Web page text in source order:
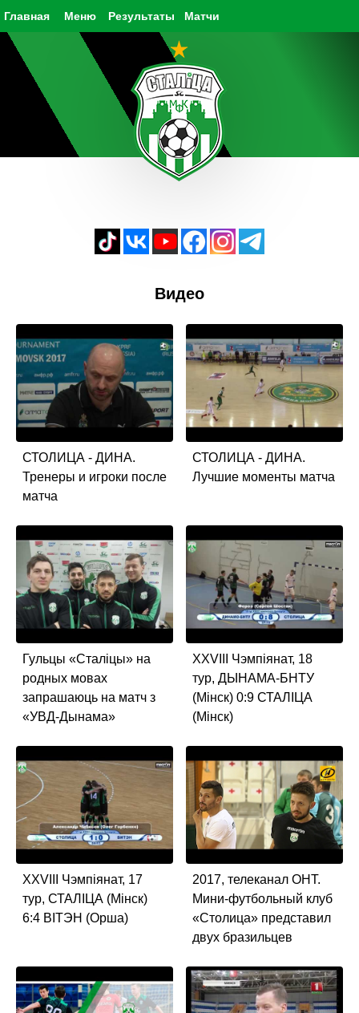
Главная Результаты Матчи
Меню
Видео
СТОЛИЦА - ДИНА.
Тренеры и игроки после
матча
СТОЛИЦА - ДИНА.
Лучшие моменты матча
Гульцы «Сталіцы» на
родных мовах
запрашаюць на матч з
«УВД-Дынама»
XXVIII Чэмпiянат, 18
тур, ДЫНАМА-БНТУ
(Мiнск) 0:9 СТАЛIЦА
(Мiнск)
XXVIII Чэмпiянат, 17
тур, СТАЛIЦА (Мiнск)
6:4 ВIТЭН (Орша)
2017, телеканал ОНТ.
Мини-футбольный клуб
«Столица» представил
двух бразильцев